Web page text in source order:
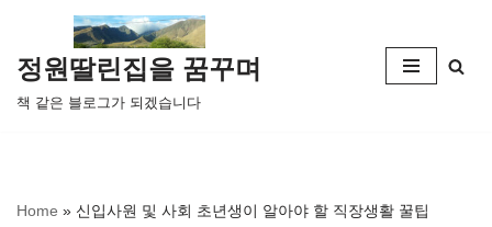
콘
텐
츠
뛰
정원딸린집을 꿈꾸며
책 같은 블로그가 되겠습니다
Home » 신입사원 및 사회 초년생이 알아야 할 직장생활 꿀팁